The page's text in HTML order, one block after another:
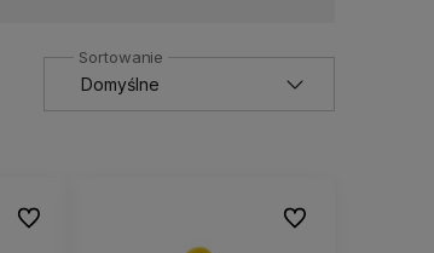
Do ulubionych Do ulubionych